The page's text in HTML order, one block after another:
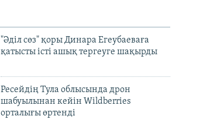
"Әділ сөз" қоры Динара Егеубаеваға
қатысты істі ашық тергеуге шақырды
Ресейдің Тула облысында дрон
шабуылынан кейін Wildberries
орталығы өртенді